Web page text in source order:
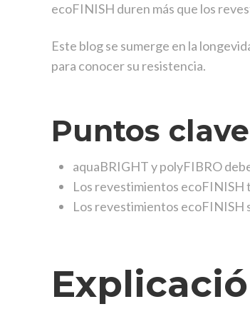
ecoFINISH duren más que los
Este blog se sumerge en la
para conocer su resistencia.
Puntos clave
aquaBRIGHT y polyFIBRO
Los revestimientos ecoFINISH
Los revestimientos ecoFINISH